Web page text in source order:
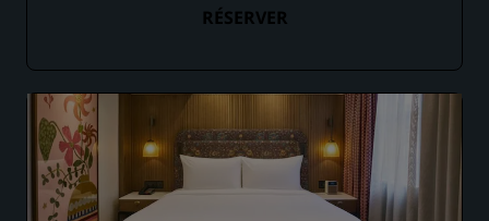
RÉSERVER